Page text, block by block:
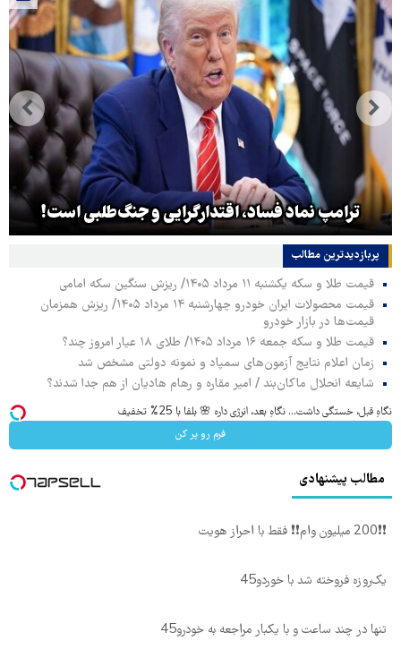
ترامپ نماد فساد، اقتدارگرایی و جنگ‌طلبی است!
پربازدیدترین‌ مطالب
قیمت طلا و سکه یکشنبه ۱۱ مرداد ۱۴۰۵/ ریزش سنگین سکه امامی
قیمت محصولات ایران خودرو چهارشنبه ۱۴ مرداد ۱۴۰۵/ ریزش همزمان
قیمت‌ها در بازار خودرو
قیمت طلا و سکه جمعه ۱۶ مرداد ۱۴۰۵/ طلای ۱۸ عیار امروز چند؟
زمان اعلام نتایج آزمون‌های سمپاد و نمونه دولتی مشخص شد
شایعه انحلال ماکان‌بند / امیر مقاره و رهام هادیان از هم جدا شدند؟
نگاهِ قبل، خستگی داشت... نگاهِ بعد، انرژی داره 🌸 بلفا با 25% تخفیف
فرم رو پر کن
مطالب پیشنهادی
❗❗200 میلیون وام❗❗ فقط با احراز هویت
یک‌روزه فروخته شد با خوردو45
تنها در چند ساعت و با یکبار مراجعه به خودرو45